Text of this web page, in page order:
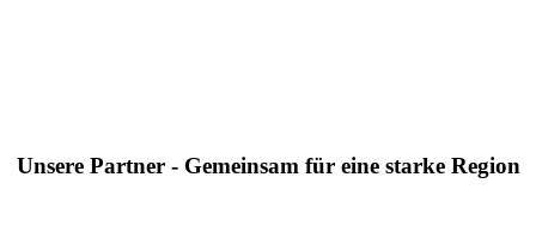
Unsere Partner - Gemeinsam für eine starke Region